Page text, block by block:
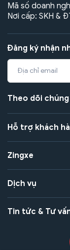
Mã số doanh
Nơi cấp: SKH &
Đăng ký nhận
Theo dõi
Hỗ trợ khách
Zingxe
Dịch vụ
Tin tức & Tư